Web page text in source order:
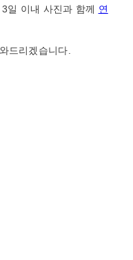
일 이내 사진과 함께 연
드리겠습니다.